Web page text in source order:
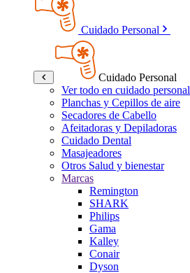
Cuidado Personal
Cuidado Personal
Ver todo en cuidado personal
Planchas y Cepillos de aire
Secadores de Cabello
Afeitadoras y Depiladoras
Cuidado Dental
Masajeadores
Otros Salud y bienestar
Marcas
Remington
SHARK
Philips
Gama
Kalley
Conair
Dyson